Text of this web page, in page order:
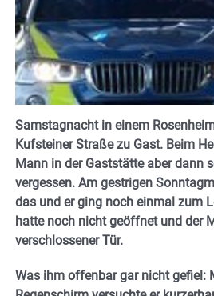
Samstagnacht in einem
Kufsteiner Straße zu Gast. Beim
Mann in der Gaststätte aber dann
vergessen. Am gestrigen
das und er ging noch einmal zum
hatte noch nicht geöffnet und der
verschlossener Tür.
Was ihm offenbar gar nicht gefiel: